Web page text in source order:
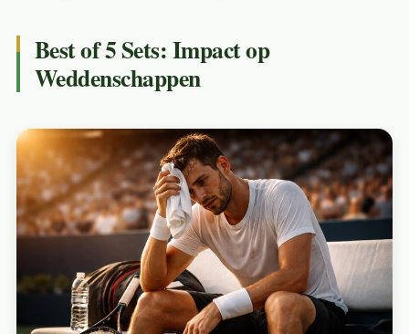
Best of 5 Sets: Impact op
Weddenschappen